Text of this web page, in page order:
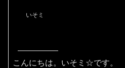
いそミ
こんにちは。いそミ☆です。